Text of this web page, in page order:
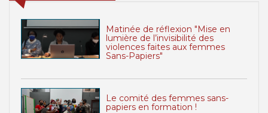
Matinée de réflexion "Mise en
lumière de l’invisibilité des
violences faites aux femmes
Sans-Papiers"
Le comité des femmes sans-
papiers en formation !